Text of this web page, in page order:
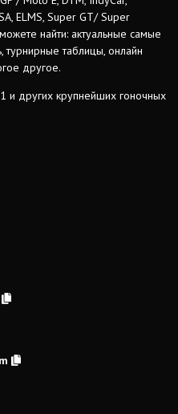
ELMS, Super GT/ Super
найти: актуальные самые
турнирные таблицы, онлайн
другое.
и других крупнейших гоночных